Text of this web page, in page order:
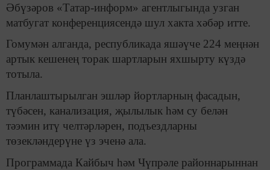
Әбүзәров «Татар-информ» агентлыгында узган
матбугат конференциясендә шул хакта хәбәр итте.
Гомумән алганда, республикада яшәүче 224 меңнән
артык кешенең торак шартларын яхшырту күздә
тотыла.
Планлаштырылган эшләр йортларның фасадын,
түбәсен, канализация, җылылык һәм су белән
тәэмин итү челтәрләрен, подъездларны
төзекләндерүне үз эченә ала.
Программада Кайбыч һәм Чүпрәле районнарыннан